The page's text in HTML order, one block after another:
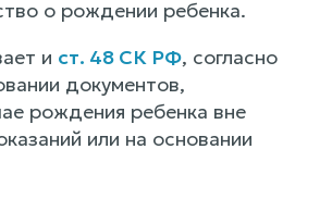
о рождении ребенка.
и ст. 48 СК РФ, согласно
документов,
рождения ребенка вне
или на основании